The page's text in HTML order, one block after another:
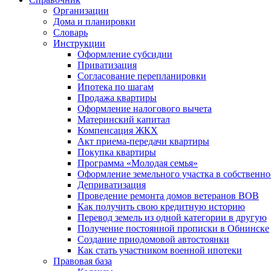
Организации
Дома и планировки
Словарь
Инструкции
Оформление субсидии
Приватизация
Согласование перепланировки
Ипотека по шагам
Продажа квартиры
Оформление налогового вычета
Материнский капитал
Компенсация ЖКХ
Акт приема-передачи квартиры
Покупка квартиры
Программа «Молодая семья»
Оформление земельного участка в
Деприватизация
Проведение ремонта домов ветеранов ВОВ
Как получить свою кредитную историю
Перевод земель из одной категории в другую
Получение постоянной прописки в Обнинске
Создание приодомовой автостоянки
Как стать участником военной ипотеки
Правовая база